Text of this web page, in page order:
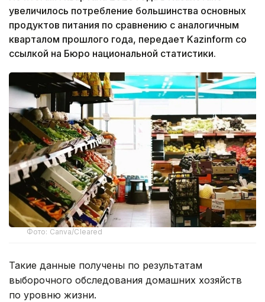
увеличилось потребление большинства основных
продуктов питания по сравнению с аналогичным
кварталом прошлого года, передает Kazinform со
ссылкой на Бюро национальной статистики.
Фото: Canva/Cleared
Такие данные получены по результатам
выборочного обследования домашних хозяйств
по уровню жизни.